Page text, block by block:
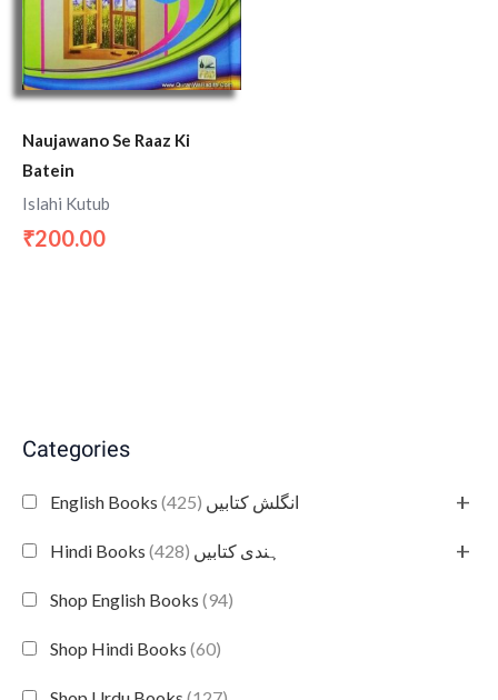
Categories
English Books انگلش کتابیں (425) +
Hindi Books ہندی کتابیں (428) +
Shop English Books (94)
Shop Hindi Books (60)
Naujawano Se Raaz Ki
Batein
Islahi Kutub
₹200.00